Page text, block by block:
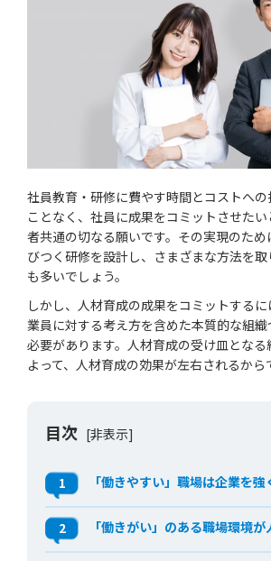
社員教育・研修に費やす時間とコストへ
ことなく、社員に成果をコミットさせた
者共通の切なる願いです。その実現のた
びつく研修を設計し、さまざまな方法を
も多いでしょう。
しかし、人材育成の成果をコミットする
業員に対する考え方を含めた本質的な組
必要があります。人材育成の受け皿とな
よって、人材育成の効果が左右されるから
目次 [非表示]
1 「働きやすい」職場は企業を強
2 「働きがい」のある職場環境